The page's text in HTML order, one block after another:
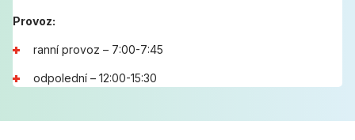
Provoz:
ranní provoz – 7:00-7:45
odpolední – 12:00-15:30